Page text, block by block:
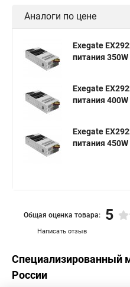
Аналоги по цене
Exegate
питания 350W
Exegate
питания 400W
Exegate
питания 450W
Написать отзыв
Общая оценка товара: 5
Специализированный
России